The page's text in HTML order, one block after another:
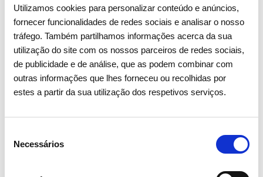
Utilizamos cookies para personalizar conteúdo e anúncios,
fornecer funcionalidades de redes sociais e analisar o nosso
tráfego. Também partilhamos informações acerca da sua
utilização do site com os nossos parceiros de redes sociais,
de publicidade e de análise, que as podem combinar com
outras informações que lhes forneceu ou recolhidas por
estes a partir da sua utilização dos respetivos serviços.
Necessários